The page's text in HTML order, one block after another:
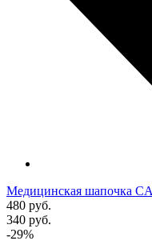
Медицинская шапочка
480 руб.
340 руб.
-29%